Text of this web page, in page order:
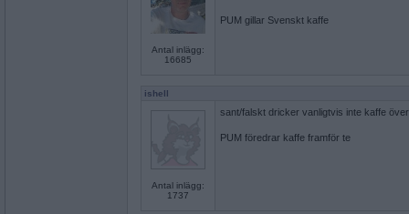
Antal inlägg:
16685
PUM gillar Svenskt kaffe
ishell
Antal inlägg:
1737
sant/falskt dricker vanligtvis inte kaffe
PUM föredrar kaffe framför te